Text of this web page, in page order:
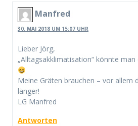
Manfred
30. MAI 2018 UM 15:07 UHR
Lieber Jörg,
„Alltagsakklimatisation“ könnte
Meine Gräten brauchen – vor allem
länger!
LG Manfred
Antworten